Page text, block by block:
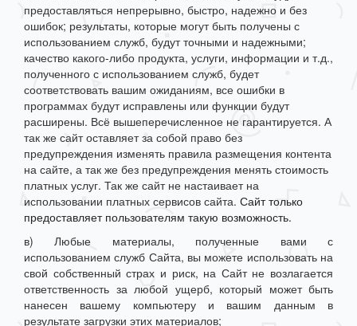
предоставляться непрерывно, быстро, надежно и без
ошибок; результаты, которые могут быть получены с
использованием служб, будут точными и надежными;
качество какого-либо продукта, услуги, информации и т.д.,
полученного с использованием служб, будет
соответствовать вашим ожиданиям, все ошибки в
программах будут исправлены или функции будут
расширены. Всё вышеперечисленное не гарантируется. А
так же сайт оставляет за собой право без
предупреждения изменять правила размещения контента
на сайте, а так же без предупреждения менять стоимость
платных услуг. Так же сайт не настаивает на
использовании платных сервисов сайта. Сайт только
предоставляет пользователям такую возможность.
в) Любые материалы, полученные вами с
использованием служб Сайта, вы можете использовать на
свой собственный страх и риск, на Сайт не возлагается
ответственность за любой ущерб, который может быть
нанесен вашему компьютеру и вашим данным в
результате загрузки этих материалов;